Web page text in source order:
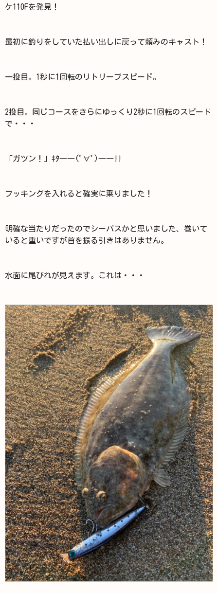
ケ110Fを発見！
最初に釣りをしていた払い出しに戻って頼みのキャスト！
一投目。1秒に1回転のリトリーブスピード。
2投目。同じコースをさらにゆっくり2秒に1回転のスピード
で・・・
「ガツン！」ｷﾀ――(ﾟ∀ﾟ)――!!
フッキングを入れると確実に乗りました！
明確な当たりだったのでシーバスかと思いました、巻いて
いると重いですが首を振る引きはありません。
水面に尾びれが見えます。これは・・・